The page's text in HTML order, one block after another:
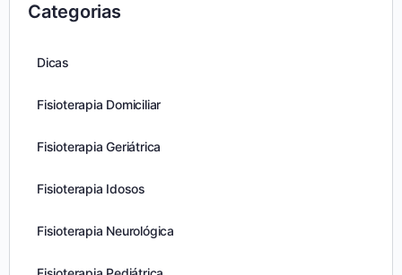
Categorias
Dicas
Fisioterapia Domiciliar
Fisioterapia Geriátrica
Fisioterapia Idosos
Fisioterapia Neurológica